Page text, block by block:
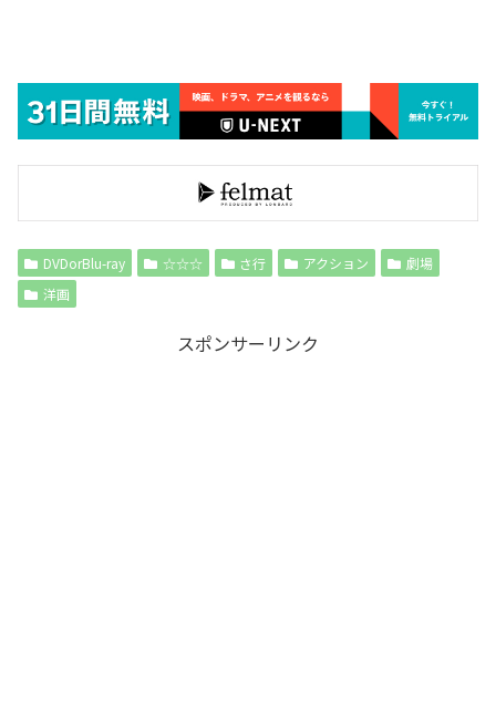
DVDorBlu-ray ☆☆☆ さ行 アクション
劇場
洋画
スポンサーリンク